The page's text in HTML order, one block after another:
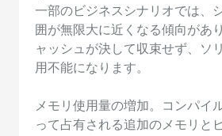
一部のビジネスシナリオでは、
囲が無限大に近くなる傾向があ
ャッシュが決して収束せず、ソ
用不能になります。
メモリ使用量の増加。コンパイ
って占有される追加のメモリと